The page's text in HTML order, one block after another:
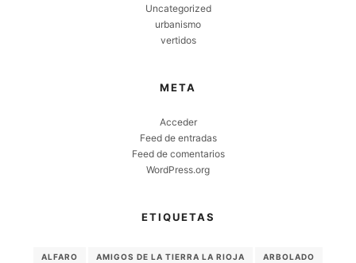
Uncategorized
urbanismo
vertidos
META
Acceder
Feed de entradas
Feed de comentarios
WordPress.org
ETIQUETAS
ALFARO AMIGOS DE LA TIERRA LA RIOJA ARBOLADO